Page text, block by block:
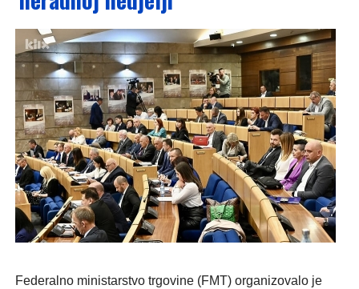
Federalno ministarstvo trgovine (FMT) organizovalo je